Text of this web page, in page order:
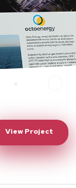
View Project